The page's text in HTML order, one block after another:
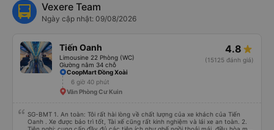
Vexere Team
Ngày cập nhật: 09/08/2026
Tiến Oanh
Limousine 22 Phòng (WC)
Giường nằm 34 chỗ
4.8
(15125 đánh giá)
CoopMart Đồng Xoài
6 giờ 40 phút
Văn Phòng Cư Kuin
SG-BMT 1. An toàn: Tôi rất hài lòng về chất lượng của xe khách của Tiến
Oanh . Xe được bảo trì tốt, Tài xế cũng rất kinh nghiệm và lái xe an toàn. 2.